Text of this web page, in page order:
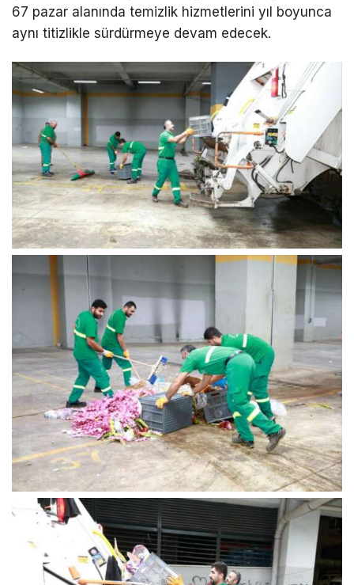
67 pazar alanında temizlik hizmetlerini yıl boyunca
aynı titizlikle sürdürmeye devam edecek.